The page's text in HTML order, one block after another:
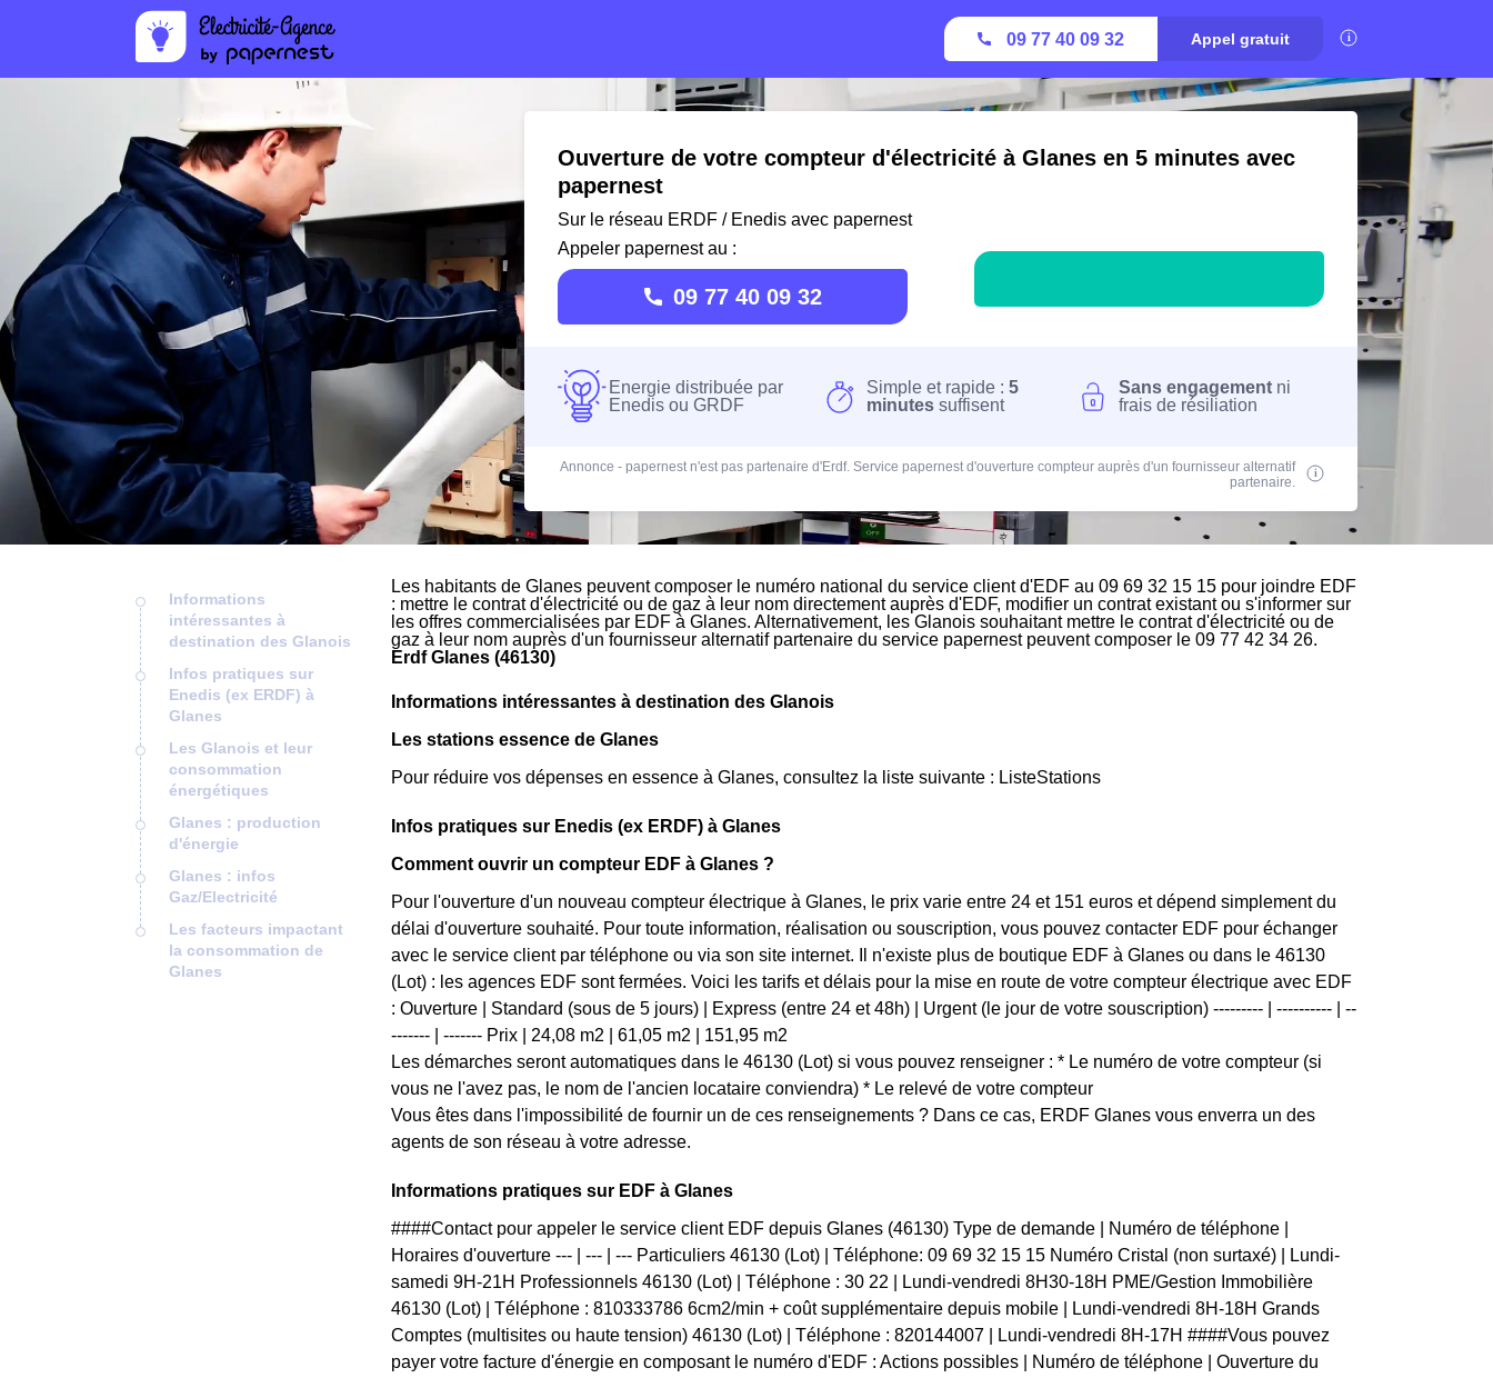
09 77 40 09 32 Appel gratuit
Ouverture de votre compteur d'électricité à Glanes en 5 minutes avec
papernest
Sur le réseau ERDF / Enedis avec papernest
Appeler papernest au :
09 77 40 09 32
Energie distribuée par
Enedis ou GRDF
Simple et rapide :5
minutes suffisent
Sans engagement ni
frais de résiliation
Annonce - papernest n'est pas partenaire d'Erdf. Service papernest d'ouverture compteur auprès d'un fournisseur alternatif
partenaire.
Informations
intéressantes à
destination des Glanois
Infos pratiques sur
Enedis (ex ERDF) à
Glanes
Les Glanois et leur
consommation
énergétiques
Glanes : production
d'énergie
Glanes : infos
Gaz/Electricité
Les facteurs impactant
la consommation de
Glanes
Les habitants de Glanes peuvent composer le numéro national du service client d'EDF au 09 69 32 15 15 pour joindre EDF
: mettre le contrat d'électricité ou de gaz à leur nom directement auprès d'EDF, modifier un contrat existant ou s'informer sur
les offres commercialisées par EDF à Glanes. Alternativement, les Glanois souhaitant mettre le contrat d'électricité ou de
gaz à leur nom auprès d'un fournisseur alternatif partenaire du service papernest peuvent composer le 09 77 42 34 26.
Erdf Glanes (46130)
Informations intéressantes à destination des Glanois
Les stations essence de Glanes
Pour réduire vos dépenses en essence à Glanes, consultez la liste suivante : ListeStations
Infos pratiques sur Enedis (ex ERDF) à Glanes
Comment ouvrir un compteur EDF à Glanes ?
Pour l'ouverture d'un nouveau compteur électrique à Glanes, le prix varie entre 24 et 151 euros et dépend simplement du
délai d'ouverture souhaité. Pour toute information, réalisation ou souscription, vous pouvez contacter EDF pour échanger
avec le service client par téléphone ou via son site internet. Il n'existe plus de boutique EDF à Glanes ou dans le 46130
(Lot) : les agences EDF sont fermées. Voici les tarifs et délais pour la mise en route de votre compteur électrique avec EDF
: Ouverture | Standard (sous de 5 jours) | Express (entre 24 et 48h) | Urgent (le jour de votre souscription) --------- | ---------- | --
------- | ------- Prix | 24,08 m2 | 61,05 m2 | 151,95 m2
Les démarches seront automatiques dans le 46130 (Lot) si vous pouvez renseigner : * Le numéro de votre compteur (si
vous ne l'avez pas, le nom de l'ancien locataire conviendra) * Le relevé de votre compteur
Vous êtes dans l'impossibilité de fournir un de ces renseignements ? Dans ce cas, ERDF Glanes vous enverra un des
agents de son réseau à votre adresse.
Informations pratiques sur EDF à Glanes
####Contact pour appeler le service client EDF depuis Glanes (46130) Type de demande | Numéro de téléphone |
Horaires d'ouverture --- | --- | --- Particuliers 46130 (Lot) | Téléphone: 09 69 32 15 15 Numéro Cristal (non surtaxé) | Lundi-
samedi 9H-21H Professionnels 46130 (Lot) | Téléphone : 30 22 | Lundi-vendredi 8H30-18H PME/Gestion Immobilière
46130 (Lot) | Téléphone : 810333786 6cm2/min + coût supplémentaire depuis mobile | Lundi-vendredi 8H-18H Grands
Comptes (multisites ou haute tension) 46130 (Lot) | Téléphone : 820144007 | Lundi-vendredi 8H-17H ####Vous pouvez
payer votre facture d'énergie en composant le numéro d'EDF : Actions possibles | Numéro de téléphone | Ouverture du